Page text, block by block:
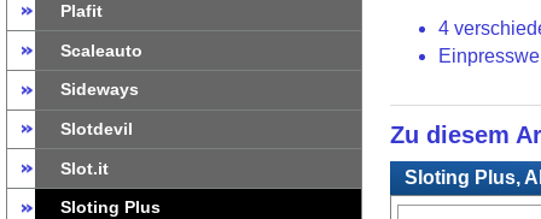
Plafit
Scaleauto
Sideways
Slotdevil
Slot.it
Sloting Plus
4
Zu diesem
Sloting Plus,